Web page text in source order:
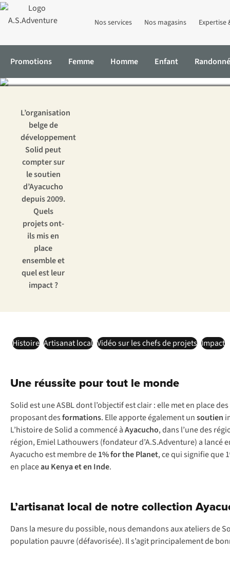
Nos services Nos magasins Expertise
Promotions Femme Homme Enfant
L’organisation
belge de
développement
Solid peut
compter sur
le soutien
d’Ayacucho
depuis 2009.
Quels
projets ont-
ils mis en
place
ensemble et
quel est leur
impact ?
Histoire Artisanat local Vidéo sur les chefs de projets Impact
Une réussite pour tout le monde
SolidestuneASBLdontl’objectifestclair:ellemeten placedes
proposantdesformations. Elleapporteégalementunsoutien
L’histoiredeSolid acommencéàAyacucho,dans l’unedes ré
région,EmielLathouwers (fondateurd’A.S.Adventure) a lancé
Ayacucho est membre de1% for the Planet, ce qui signifie que
en placeau Kenyaet en Inde.
L’artisanat local de notre collection
Dans la mesure du possible, nous demandons aux ateliers de
population pauvre (défavorisée). Il s’agit principalement de